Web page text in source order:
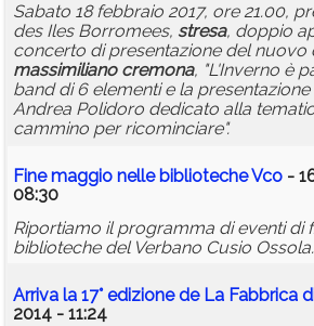
Sabato 18 febbraio 2017, ore 21.00,
des Iles Borromees, stresa, doppio
concerto di presentazione del nuovo
massimiliano cremona, "L'Inverno è
band di 6 elementi e la
Andrea Polidoro dedicato alla
cammino per ricominciare".
Fine maggio nelle biblioteche Vco -
08:30
Riportiamo il programma di eventi di
biblioteche del Verbano Cusio Ossola.
Arriva la 17° edizione de La Fabbrica
2014 - 11:24